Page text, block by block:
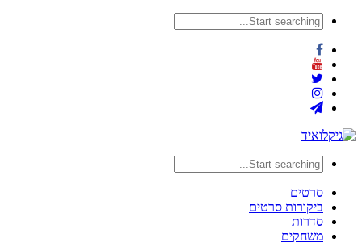
סרטים
ביקורות סרטים
סדרות
משחקים